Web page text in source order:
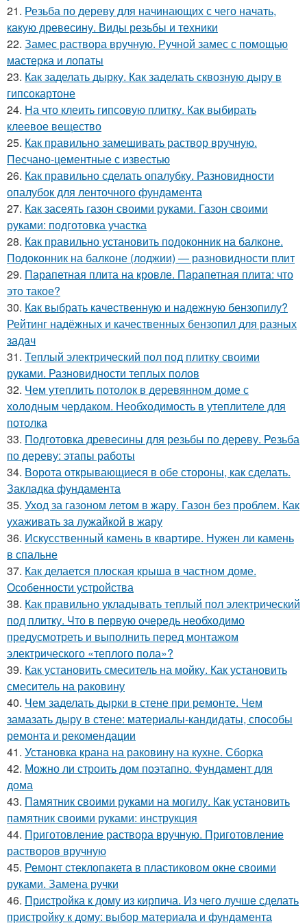
21. Резьба по дереву для начинающих с чего начать,
какую древесину. Виды резьбы и техники
22. Замес раствора вручную. Ручной замес с помощью
мастерка и лопаты
23. Как заделать дырку. Как заделать сквозную дыру в
гипсокартоне
24. На что клеить гипсовую плитку. Как выбирать
клеевое вещество
25. Как правильно замешивать раствор вручную.
Песчано-цементные с известью
26. Как правильно сделать опалубку. Разновидности
опалубок для ленточного фундамента
27. Как засеять газон своими руками. Газон своими
руками: подготовка участка
28. Как правильно установить подоконник на балконе.
Подоконник на балконе (лоджии) — разновидности плит
29. Парапетная плита на кровле. Парапетная плита: что
это такое?
30. Как выбрать качественную и надежную бензопилу?
Рейтинг надёжных и качественных бензопил для разных
задач
31. Теплый электрический пол под плитку своими
руками. Разновидности теплых полов
32. Чем утеплить потолок в деревянном доме с
холодным чердаком. Необходимость в утеплителе для
потолка
33. Подготовка древесины для резьбы по дереву. Резьба
по дереву: этапы работы
34. Ворота открывающиеся в обе стороны, как сделать.
Закладка фундамента
35. Уход за газоном летом в жару. Газон без проблем. Как
ухаживать за лужайкой в жару
36. Искусственный камень в квартире. Нужен ли камень
в спальне
37. Как делается плоская крыша в частном доме.
Особенности устройства
38. Как правильно укладывать теплый пол электрический
под плитку. Что в первую очередь необходимо
предусмотреть и выполнить перед монтажом
электрического «теплого пола»?
39. Как установить смеситель на мойку. Как установить
смеситель на раковину
40. Чем заделать дырки в стене при ремонте. Чем
замазать дыру в стене: материалы-кандидаты, способы
ремонта и рекомендации
41. Установка крана на раковину на кухне. Сборка
42. Можно ли строить дом поэтапно. Фундамент для
дома
43. Памятник своими руками на могилу. Как установить
памятник своими руками: инструкция
44. Приготовление раствора вручную. Приготовление
растворов вручную
45. Ремонт стеклопакета в пластиковом окне своими
руками. Замена ручки
46. Пристройка к дому из кирпича. Из чего лучше сделать
пристройку к дому: выбор материала и фундамента